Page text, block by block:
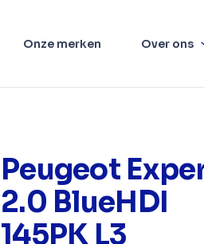
Onze merken Over ons
Peugeot
2.0 BlueHDI
145PK L3